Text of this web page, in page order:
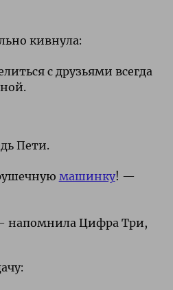
кивнула:
с друзьями всегда
Пети.
машинку! —
напомнила Цифра Три,